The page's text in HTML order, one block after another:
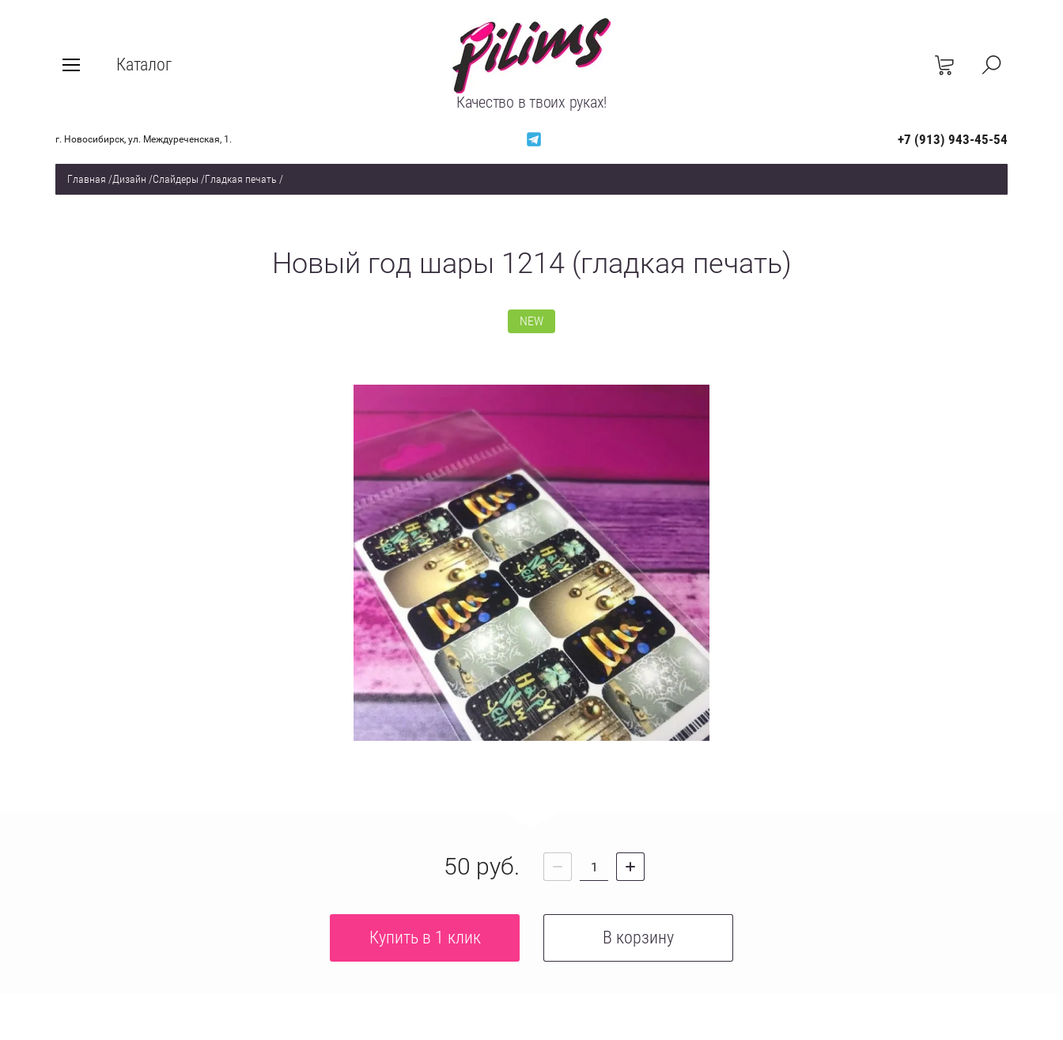
Каталог
Качество в твоих руках!
г. Новосибирск, ул. Междуреченская, 1. +7 (913) 943-45-54
Главная /Дизайн /Слайдеры /Гладкая печать /
Новый год шары 1214 (гладкая печать)
NEW
50 руб.
Купить в 1 клик В корзину